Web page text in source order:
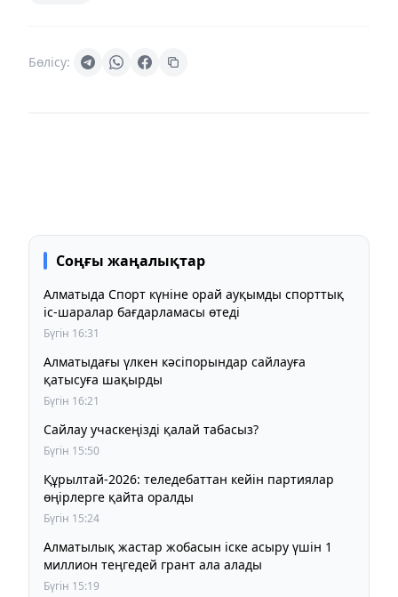
Бөлісу:
Соңғы жаңалықтар
Алматыда Спорт күніне орай ауқымды спорттық
іс-шаралар бағдарламасы өтеді
Бүгін 16:31
Алматыдағы үлкен кәсіпорындар сайлауға
қатысуға шақырды
Бүгін 16:21
Сайлау учаскеңізді қалай табасыз?
Бүгін 15:50
Құрылтай-2026: теледебаттан кейін партиялар
өңірлерге қайта оралды
Бүгін 15:24
Алматылық жастар жобасын іске асыру үшін 1
миллион теңгедей грант ала алады
Бүгін 15:19